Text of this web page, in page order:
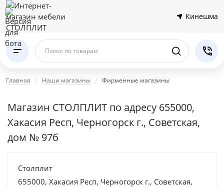
Кинешма
Поиск по товарам
Главная Наши магазины Фирменные магазины
Магазин СТОЛПЛИТ по адресу 655000,
Хакасия Респ, Черногорск г., Советская,
дом № 97б
Столплит
655000, Хакасия Респ, Черногорск г., Советская,